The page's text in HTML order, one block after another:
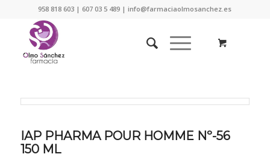
958 818 603 | 607 03 5 489 | info@farmaciaolmosanchez.es
IAP PHARMA POUR HOMME Nº-56
150 ML